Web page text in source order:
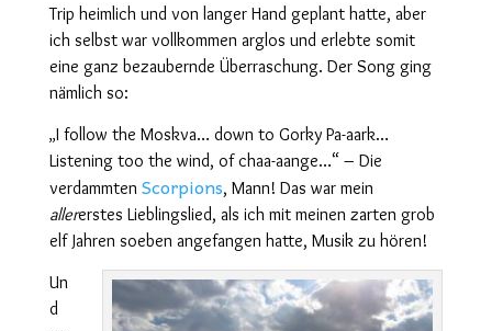
Trip heimlich und von langer Hand geplant hatte, aber
ich selbst war vollkommen arglos und erlebte somit
eine ganz bezaubernde Überraschung. Der Song ging
nämlich so:
„I follow the Moskva… down to Gorky Pa-aark…
Listening too the wind, of chaa-aange…“ – Die
verdammten Scorpions, Mann! Das war mein
allererstes Lieblingslied, als ich mit meinen zarten grob
elf Jahren soeben angefangen hatte, Musik zu hören!
Un
d